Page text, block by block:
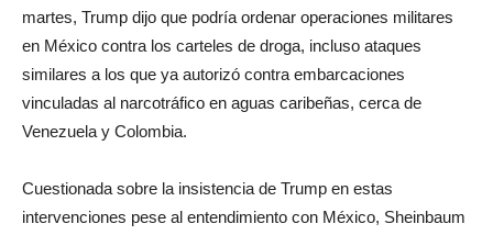
martes, Trump dijo que podría ordenar operaciones militares
en México contra los carteles de droga, incluso ataques
similares a los que ya autorizó contra embarcaciones
vinculadas al narcotráfico en aguas caribeñas, cerca de
Venezuela y Colombia.
Cuestionada sobre la insistencia de Trump en estas
intervenciones pese al entendimiento con México, Sheinbaum